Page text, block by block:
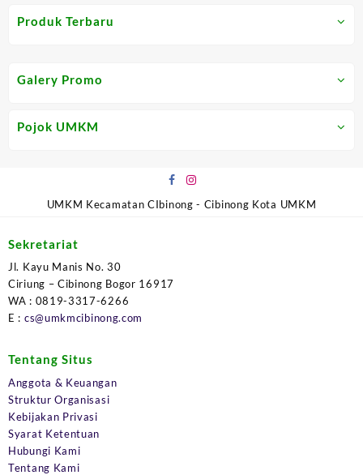
Produk Terbaru
Galery Promo
Pojok UMKM
UMKM Kecamatan CIbinong - Cibinong Kota UMKM
Sekretariat
Jl. Kayu Manis No. 30
Ciriung – Cibinong Bogor 16917
WA : 0819-3317-6266
E : cs@umkmcibinong.com
Tentang Situs
Anggota & Keuangan
Struktur Organisasi
Kebijakan Privasi
Syarat Ketentuan
Hubungi Kami
Tentang Kami